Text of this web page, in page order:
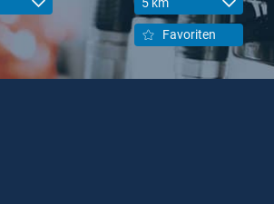
Favoriten